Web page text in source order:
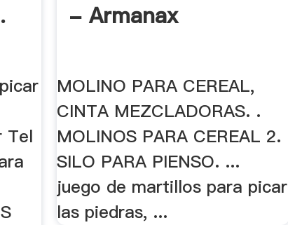
Tel
- Armanax
MOLINO PARA CEREAL,
CINTA MEZCLADORAS. .
MOLINOS PARA CEREAL 2.
SILO PARA PIENSO. ...
juego de martillos para picar
las piedras, ...